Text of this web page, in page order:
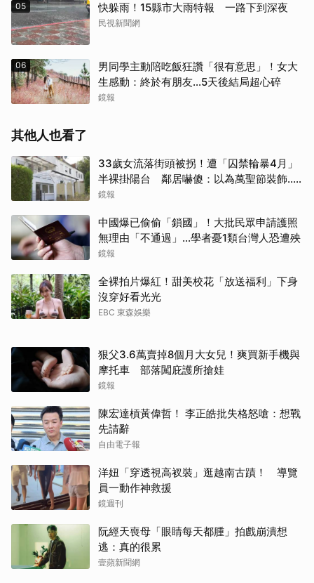
05 快躲雨！15縣市大雨特報 一路下到深夜
民視新聞網
06
男同學主動陪吃飯狂讚「很有意思」！女大
生感動：終於有朋友…5天後結局超心碎
鏡報
其他人也看了
33歲女流落街頭被拐！遭「囚禁輪暴4月」
半裸掛陽台 鄰居嚇傻：以為萬聖節裝飾...
主謀竟與妻小同住
鏡報
中國爆已偷偷「鎖國」！大批民眾申請護照
無理由「不通過」...學者憂1類台灣人恐遭殃
鏡報
全裸拍片爆紅！甜美校花「放送福利」下身
沒穿好看光光
EBC 東森娛樂
狠父3.6萬賣掉8個月大女兒！爽買新手機與
摩托車 部落闖庇護所搶娃
鏡報
陳宏達槓黃偉哲！ 李正皓批失格怒嗆：想戰
先請辭
自由電子報
洋妞「穿透視高衩裝」逛越南古蹟！ 導覽
員一動作神救援
鏡週刊
阮經天喪母「眼睛每天都腫」拍戲崩潰想
逃：真的很累
壹蘋新聞網
取消